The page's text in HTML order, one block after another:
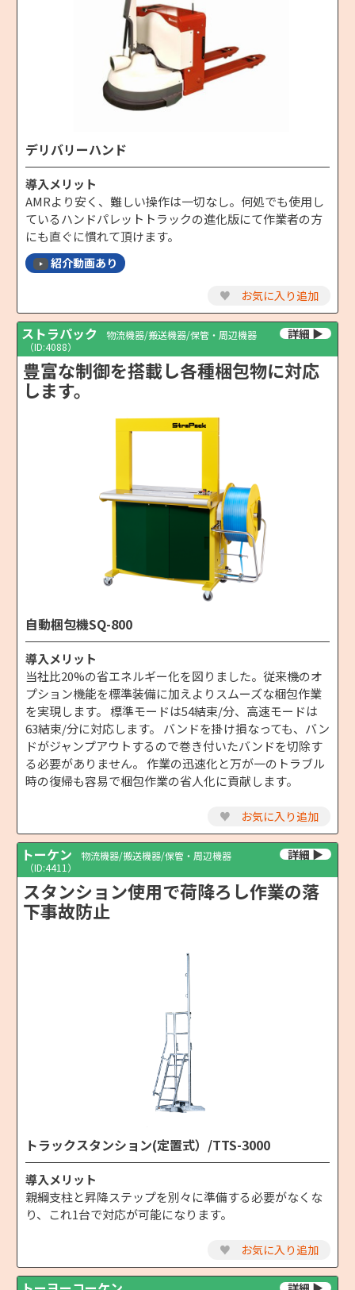
デリバリーハンド
導入メリット
AMRより安く、難しい操作は一切なし。何処でも使用し
ているハンドパレットトラックの進化版にて作業者の方
にも直ぐに慣れて頂けます。
紹介動画あり
♥ お気に入り追加
ストラパック
物流機器/搬送機器/保管・周辺機器
（ID:4088）
豊富な制御を搭載し各種梱包物に対応
します。
自動梱包機SQ-800
導入メリット
当社比20%の省エネルギー化を図りました。従来機のオ
プション機能を標準装備に加えよりスムーズな梱包作業
を実現します。 標準モードは54結束/分、高速モードは
63結束/分に対応します。 バンドを掛け損なっても、バン
ドがジャンプアウトするので巻き付いたバンドを切除す
る必要がありません。 作業の迅速化と万が一のトラブル
時の復帰も容易で梱包作業の省人化に貢献します。
♥ お気に入り追加
トーケン
物流機器/搬送機器/保管・周辺機器
（ID:4411）
スタンション使用で荷降ろし作業の落
下事故防止
トラックスタンション(定置式）/TTS-3000
導入メリット
親綱支柱と昇降ステップを別々に準備する必要がなくな
り、これ1台で対応が可能になります。
♥ お気に入り追加